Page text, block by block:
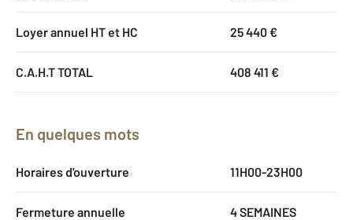
Loyer annuel HT et HC 25 440 €
C.A.H.T TOTAL 408 411 €
En quelques mots
Horaires d'ouverture 11H00-23H00
Fermeture annuelle 4 SEMAINES